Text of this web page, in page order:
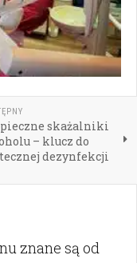
skażalniki
– klucz do
dezynfekcji
znane są od